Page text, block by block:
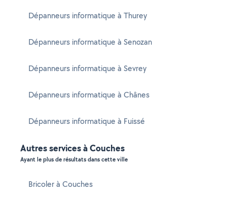
Dépanneurs informatique à Thurey
Dépanneurs informatique à Senozan
Dépanneurs informatique à Sevrey
Dépanneurs informatique à Chânes
Dépanneurs informatique à Fuissé
Autres services à Couches
Ayant le plus de résultats dans cette ville
Bricoler à Couches